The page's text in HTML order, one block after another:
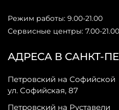
АДРЕСА В САНКТ-
Петровский на Софийской
ул. Софийская, 87
Петровский на Руставели
Режим работы: 9.00-21.00
Сервисные центры: 7.00-21.00